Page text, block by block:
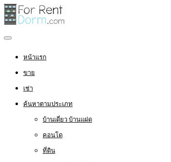
หน้าแรก
ขาย
เช่า
ค้นหาตามประเภท
บ้านเดี่ยว บ้านแฝด
คอนโด
ที่ดิน